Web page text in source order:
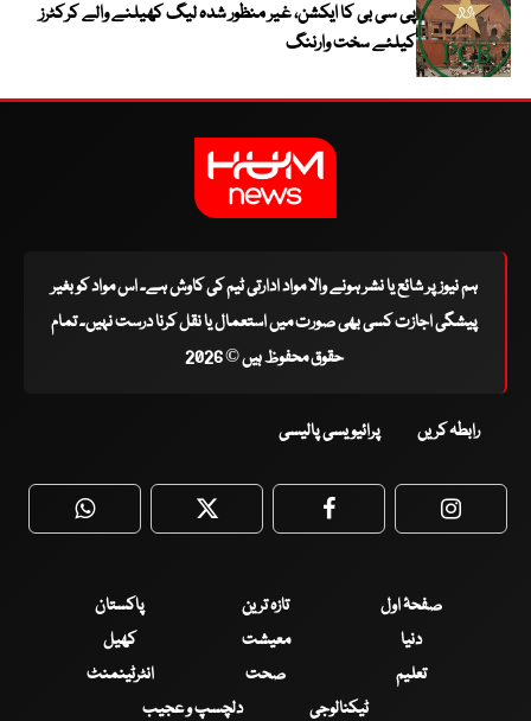
پی سی بی کا ایکشن، غیر منظور شدہ لیگ کھیلنے والے کرکٹرز
کیلئے سخت وارننگ
ہم نیوز پر شائع یا نشر ہونے والا مواد ادارتی ٹیم کی کاوش ہے۔ اس مواد کو بغیر
پیشگی اجازت کسی بھی صورت میں استعمال یا نقل کرنا درست نہیں۔ تمام
حقوق محفوظ ہیں © 2026
رابطہ کریں پرائیویسی پالیسی
WhatsApp Twitter Facebook
صفحۂ اول تازہ ترین
پاکستان
دنیا
معیشت
کھیل
تعلیم
صحت
انٹرٹینمنٹ
ٹیکنالوجی
دلچسپ و عجیب